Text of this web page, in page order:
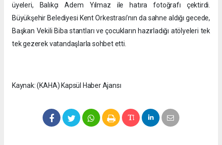
üyeleri, Balıkçı Adem Yılmaz ile hatıra fotoğrafı çektirdi.
Büyükşehir Belediyesi Kent Orkestrası’nın da sahne aldığı gecede,
Başkan Vekili Biba stantları ve çocukların hazırladığı atölyeleri tek
tek gezerek vatandaşlarla sohbet etti.
Kaynak: (KAHA) Kapsül Haber Ajansı